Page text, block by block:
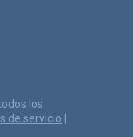
los
de servicio |